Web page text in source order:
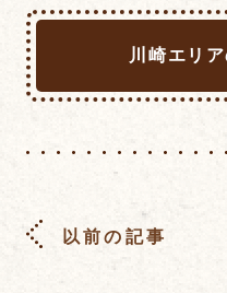
川崎エリ
以前の記事